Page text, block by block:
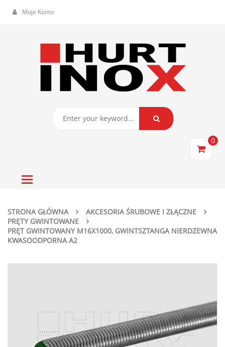
Moje Konto
0
Toggle
STRONA GŁÓWNA
AKCESORIA ŚRUBOWE I ZŁĄCZNE
PRĘTY GWINTOWANE
PRĘT GWINTOWANY M16X1000, GWINTSZTANGA NIERDZEWNA
KWASOODPORNA A2